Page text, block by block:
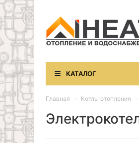
КАТАЛОГ
Главная Котлы отопления